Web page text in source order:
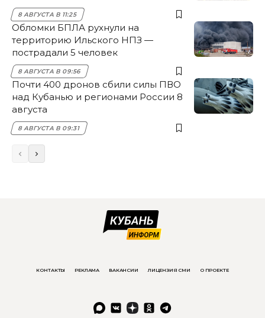
8 АВГУСТА В 11:25
Обломки БПЛА рухнули на
территорию Ильского НПЗ —
пострадали 5 человек
8 АВГУСТА В 09:56
Почти 400 дронов сбили силы ПВО
над Кубанью и регионами России 8
августа
8 АВГУСТА В 09:31
КОНТАКТЫ РЕКЛАМА ВАКАНСИИ ЛИЦЕНЗИЯ СМИ О ПРОЕКТЕ